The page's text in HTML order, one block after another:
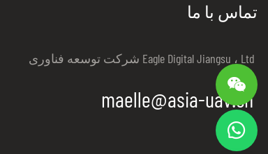
تماس با ما
شرکت توسعه فناوری Eagle Digital Jiangsu ، Ltd
maelle@asia-uav.cn